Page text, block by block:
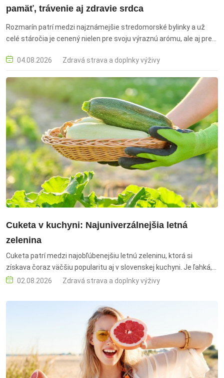
pamäť, trávenie aj zdravie srdca
Rozmarín patrí medzi najznámejšie stredomorské bylinky a už
celé stáročia je cenený nielen pre svoju výraznú arómu, ale aj pre
čaj, pamäť, trávenie, zdravé srdce, antioxidanty, imunita, zdravé
04.08.2026 Zdravá strava a doplnky výživy
Cuketa v kuchyni: Najuniverzálnejšia letná
zelenina
Cuketa patrí medzi najobľúbenejšiu letnú zeleninu, ktorá si
získava čoraz väčšiu popularitu aj v slovenskej kuchyni. Je ľahká,
jemná, nenápadná na chuť, no práve v tom spočíva jej veľká
zelenina, zdravé recepty, diétne jedlá, varenie, zdravá strava,
02.08.2026 Zdravá strava a doplnky výživy